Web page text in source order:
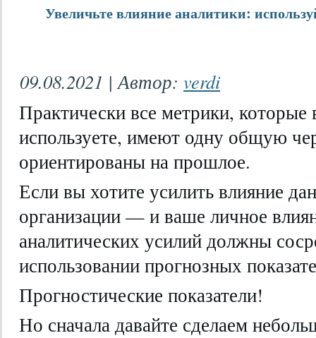
Увеличьте влияние аналитики:
09.08.2021 | Автор: verdi
Практически все метрики,
используете, имеют одну общую
ориентированы на прошлое.
Если вы хотите усилить влияние
организации — и ваше личное
аналитических усилий должны
использовании прогнозных
Прогностические показатели!
Но сначала давайте сделаем